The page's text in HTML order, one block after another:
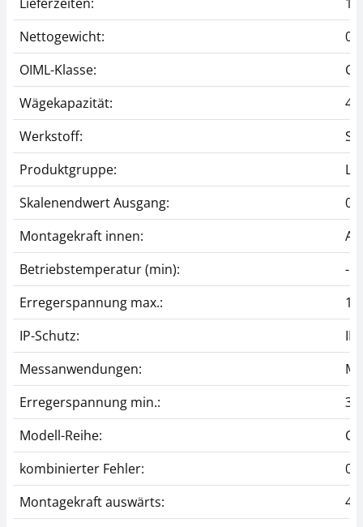
Nettogewicht:
OIML-Klasse:
C1
Wägekapazität:
40
Werkstoff:
Produktgruppe:
Skalenendwert Ausgang:
Montagekraft innen:
Betriebstemperatur (min):
-
Erregerspannung max.:
10
IP-Schutz:
Messanwendungen:
Erregerspannung min.:
3 V
Modell-Reihe:
kombinierter Fehler:
Montagekraft auswärts: